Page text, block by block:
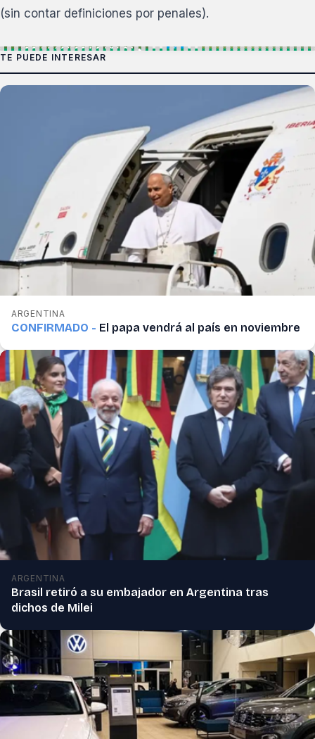
(sin contar definiciones por penales).
TE PUEDE INTERESAR
ARGENTINA
CONFIRMADO - El papa vendrá al país en noviembre
ARGENTINA
Brasil retiró a su embajador en Argentina tras
dichos de Milei